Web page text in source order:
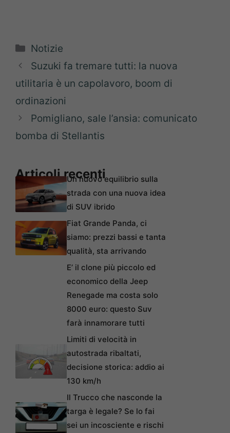
Categorie
Notizie
Suzuki fa tremare tutti: la nuova
utilitaria è un capolavoro, boom di
ordinazioni
Pomigliano, sale l’ansia: comunicato
bomba di Stellantis
Articoli recentiUn nuovo equilibrio sulla
strada con una nuova idea
di SUV ibrido
Fiat Grande Panda, ci
siamo: prezzi bassi e tanta
qualità, sta arrivando
E’ il clone più piccolo ed
economico della Jeep
Renegade ma costa solo
8000 euro: questo Suv
farà innamorare tutti
Limiti di velocità in
autostrada ribaltati,
decisione storica: addio ai
130 km/h
Il Trucco che nasconde la
targa è legale? Se lo fai
sei un incosciente e rischi